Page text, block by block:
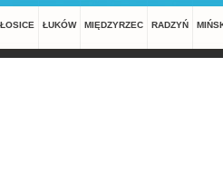
ŁOSICE ŁUKÓW MIĘDZYRZEC RADZYŃ